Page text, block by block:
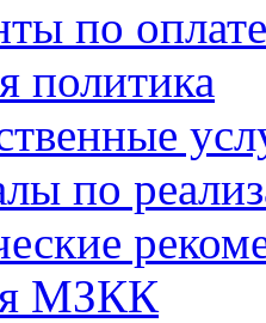
по
политика
по
МЗКК